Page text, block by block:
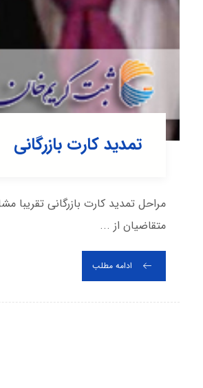
تمدید کارت بازرگانی
مراحل تمدید کارت بازرگانی تقریبا
متقاضیان از ...
ادامه مطلب